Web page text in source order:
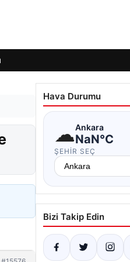
Hava Durumu
☁Ankara
NaN°C
ŞEHIR SEÇ
Bizi Takip Edin